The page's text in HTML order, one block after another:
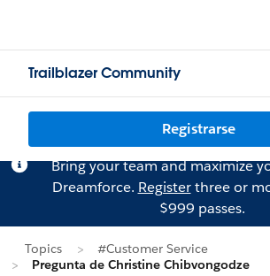
Trailblazer Community
Registrarse
Bring your team and maximize
Dreamforce. Registerthree or
$999 passes.
Topics
#Customer Service
Pregunta de Christine Chibvongodze